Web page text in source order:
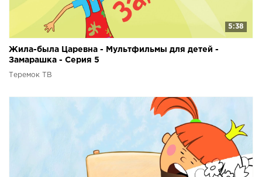
5:38
Жила-была Царевна - Мультфильмы для детей -
Замарашка - Серия 5
Теремок ТВ